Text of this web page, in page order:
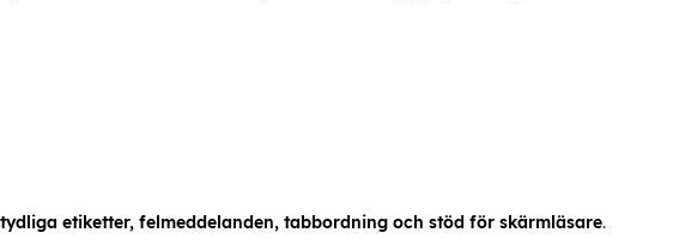
etiketter, felmeddelanden, tabb­ordning och stöd för skärmläsare.